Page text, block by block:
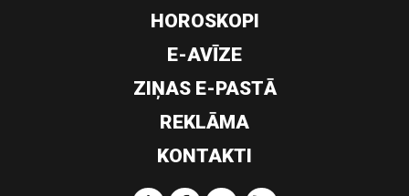
HOROSKOPI
E-AVĪZE
ZIŅAS E-PASTĀ
REKLĀMA
KONTAKTI